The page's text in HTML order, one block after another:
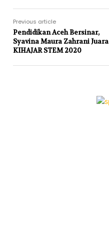
Previous article
Pendidikan Aceh Bersinar,
Syavina Maura Zahrani Juara
KIHAJAR STEM 2020